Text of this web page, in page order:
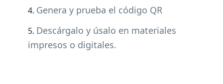
Genera y prueba el código QR
Descárgalo y úsalo en materiales
impresos o digitales.